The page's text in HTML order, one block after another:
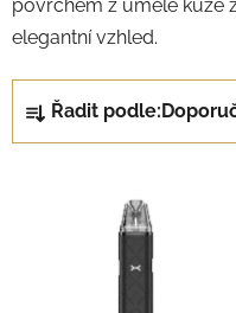
povrchem z umělé kůže
elegantní vzhled.
a
z
Řadit podle: